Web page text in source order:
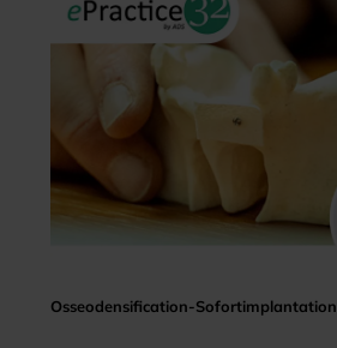
Osseodensification-Sofortimplantation